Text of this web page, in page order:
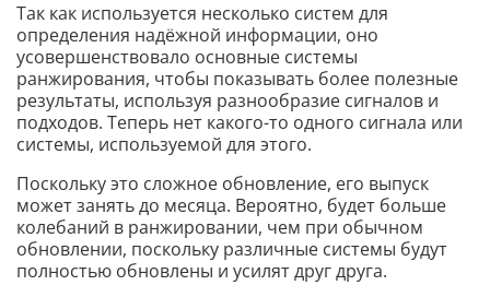
Так как используется несколько систем для
определения надёжной информации, оно
усовершенствовало основные системы
ранжирования, чтобы показывать более полезные
результаты, используя разнообразие сигналов и
подходов. Теперь нет какого-то одного сигнала или
системы, используемой для этого.
Поскольку это сложное обновление, его выпуск
может занять до месяца. Вероятно, будет больше
колебаний в ранжировании, чем при обычном
обновлении, поскольку различные системы будут
полностью обновлены и усилят друг друга.